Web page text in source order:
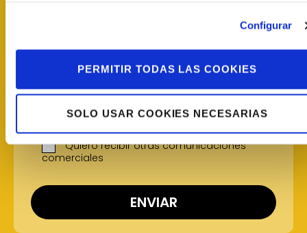
Configurar
PERMITIR TODAS LAS COOKIES
SOLO USAR COOKIES NECESARIAS
¿Quieres que uno de nuestros técnicos se
ponga en contacto contigo?*
He leído y acepto laPolítica de
Privacidad
Quiero recibir otras comunicaciones
comerciales